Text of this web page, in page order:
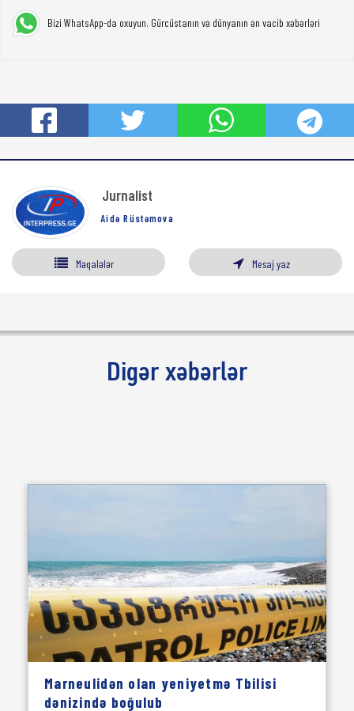
Bizi WhatsApp-da oxuyun. Gürcüstanın və dünyanın ən vacib xəbərləri
Jurnalist
Aidə Rüstəmova
Məqalələr Mesaj yaz
Digər xəbərlər
Marneulidən olan yeniyetmə Tbilisi
dənizində boğulub